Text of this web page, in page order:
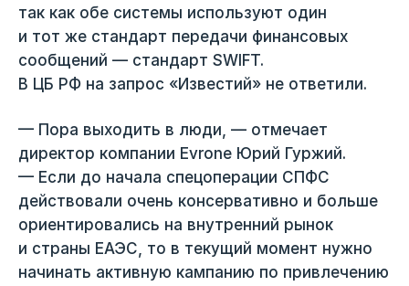
так как обе системы используют один
и тот же стандарт передачи финансовых
сообщений — стандарт SWIFT.
В ЦБ РФ на запрос «Известий» не ответили.
— Пора выходить в люди, — отмечает
директор компании Evrone Юрий Гуржий.
— Если до начала спецоперации СПФС
действовали очень консервативно и больше
ориентировались на внутренний рынок
и страны ЕАЭС, то в текущий момент нужно
начинать активную кампанию по привлечению